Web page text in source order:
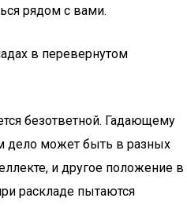
рядом с вами.
в перевернутом
безответной. Гадающему
дело может быть в разных
и другое положение в
раскладе пытаются